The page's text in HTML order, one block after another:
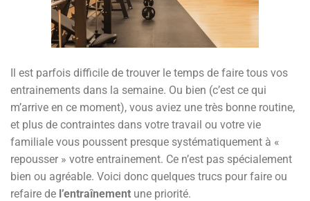
Il est parfois difficile de trouver le temps de faire tous vos
entrainements dans la semaine. Ou bien (c’est ce qui
m’arrive en ce moment), vous aviez une très bonne routine,
et plus de contraintes dans votre travail ou votre vie
familiale vous poussent presque systématiquement à «
repousser » votre entrainement. Ce n’est pas spécialement
bien ou agréable. Voici donc quelques trucs pour faire ou
refaire de l’entraînement une priorité.